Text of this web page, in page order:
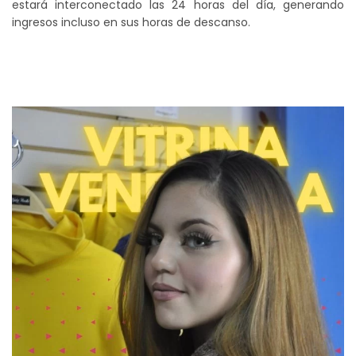
estará interconectado las 24 horas del día, generando
ingresos incluso en sus horas de descanso.